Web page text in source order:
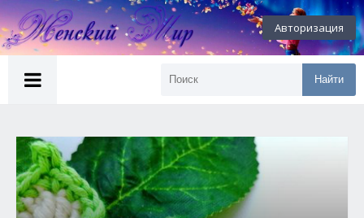
Авторизация
Найти